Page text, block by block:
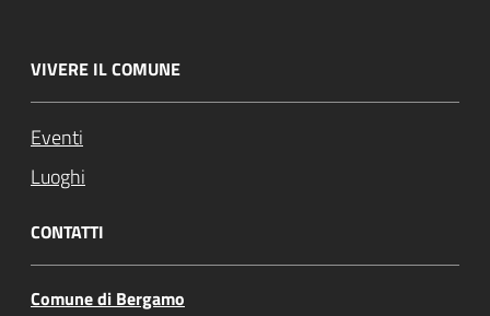
VIVERE IL COMUNE
Eventi
Luoghi
CONTATTI
Comune di Bergamo